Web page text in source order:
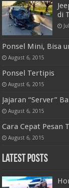
di
Ponsel Mini, Bisa
August 6, 2015
Ponsel Tertipis
August 6, 2015
Jajaran “Server”
August 6, 2015
Cara Cepat Pesan
August 6, 2015
Latest Posts